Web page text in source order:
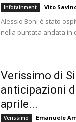
Infotainment Vito
Alessio Boni è stato
nella puntata andata in
Verissimo di
anticipazioni
aprile...
Verissimo Emanuele